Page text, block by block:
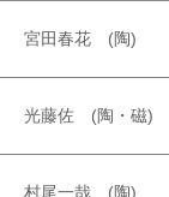
宮田春花 (陶)
光藤佐 (陶・磁)
村尾一哉 (陶)